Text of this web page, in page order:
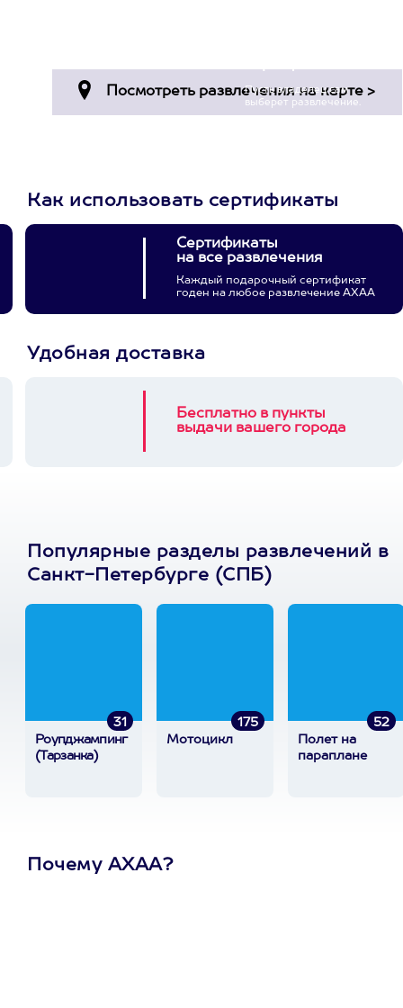
Пусть владелец сам
выберет развлечение.
Как использовать сертификаты
Сертификаты
на все развлечения
Каждый подарочный сертификат
годен на любое развлечение АХАА
Удобная доставка
Бесплатно в пункты
выдачи вашего города
Популярные разделы развлечений в
Санкт-Петербурге (СПБ)
31
Роупджампинг
(Тарзанка)
175
Мотоцикл
52
Полет на
параплане
Почему АХАА?